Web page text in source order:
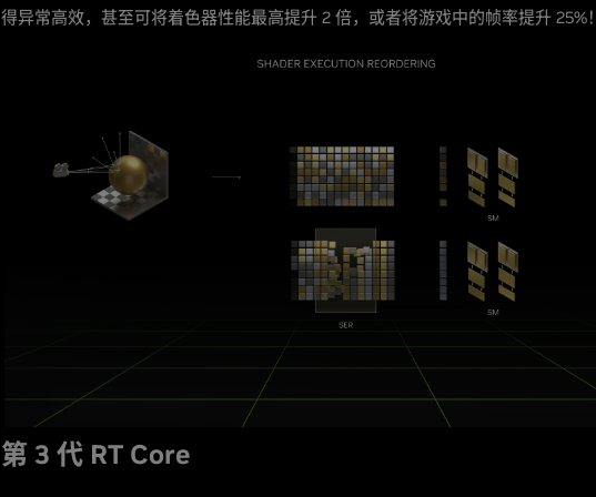
得异常高效，甚至可将着色器性能最高提升 2 倍，或者将游戏中的帧率提升 25%
第 3 代 RT Core